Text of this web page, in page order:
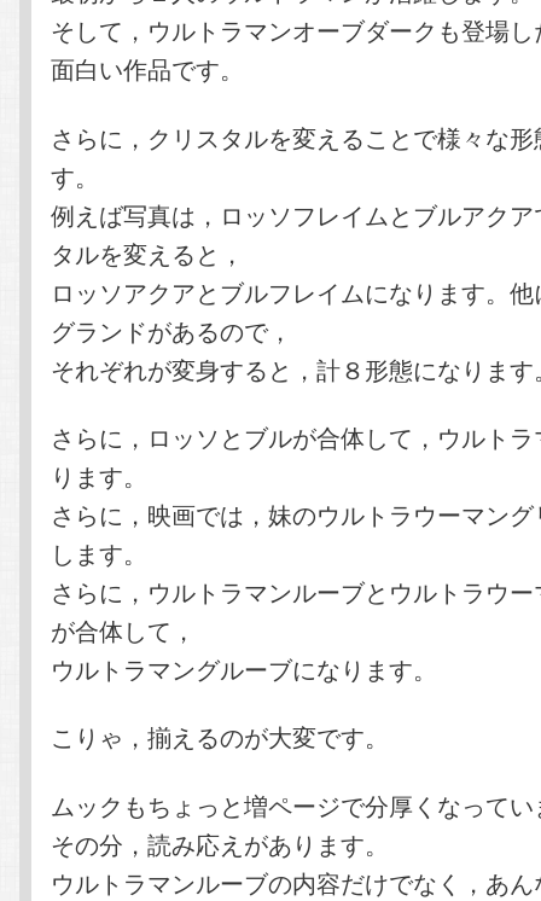
そして，ウルトラマンオーブダークも登場
面白い作品です。
さらに，クリスタルを変えることで様々な
す。
例えば写真は，ロッソフレイムとブルアク
タルを変えると，
ロッソアクアとブルフレイムになります。
グランドがあるので，
それぞれが変身すると，計８形態になります
さらに，ロッソとブルが合体して，ウルト
ります。
さらに，映画では，妹のウルトラウーマン
します。
さらに，ウルトラマンルーブとウルトラウ
が合体して，
ウルトラマングルーブになります。
こりゃ，揃えるのが大変です。
ムックもちょっと増ページで分厚くなって
その分，読み応えがあります。
ウルトラマンルーブの内容だけでなく，あ